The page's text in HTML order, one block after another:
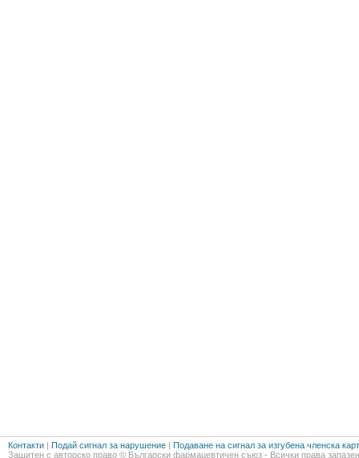
Контакти | Подай сигнал за нарушение | Подаване на сигнал за изгубена членска
Защитен с авторско право © Български фармацевтичен съюз - Всички права